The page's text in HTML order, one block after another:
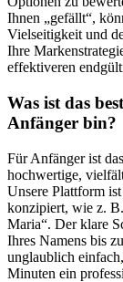
Ihnen „gefällt“,
Vielseitigkeit und
Ihre
effektiveren
Was ist das
Anfänger bin?
Für Anfänger ist
hochwertige,
Unsere Plattform
konzipiert, wie z.
Maria“. Der klare
Ihres Namens bis
unglaublich einfach,
Minuten ein